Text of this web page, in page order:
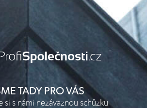
TADY PRO VÁS
si s námi nezávaznou schůzku